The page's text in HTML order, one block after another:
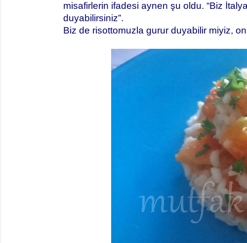
misafirlerin ifadesi aynen şu oldu. “Biz
duyabilirsiniz”.
Biz de risottomuzla gurur duyabilir miyiz,